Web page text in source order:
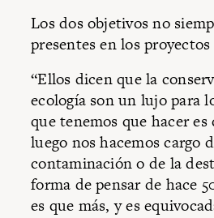
Los dos objetivos no
presentes en los
“Ellos dicen que la
ecología son un lujo para
que tenemos que hacer
luego nos hacemos cargo
contaminación o de la
forma de pensar de hace
es que más, y es